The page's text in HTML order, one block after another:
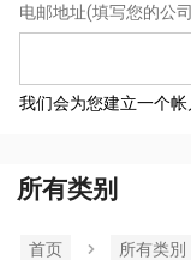
电邮地址(填写您的公
我们会为您建立一个帐
所有类别
首页 所有类別